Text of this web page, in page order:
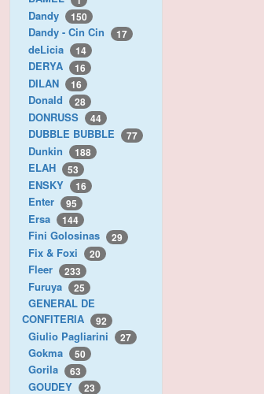
Dandy 150
Dandy - Cin Cin 17
deLicia 14
DERYA 16
DILAN 16
Donald 28
DONRUSS 44
DUBBLE BUBBLE 77
Dunkin 188
ELAH 53
ENSKY 16
Enter 95
Ersa 144
Fini Golosinas 29
Fix & Foxi 20
Fleer 233
Furuya 25
GENERAL DE
CONFITERIA
92
Giulio Pagliarini 27
Gokma 50
Gorila 63
GOUDEY 23